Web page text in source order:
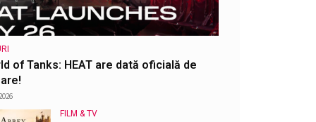
of Tanks: HEAT are dată oficială de
FILM & TV